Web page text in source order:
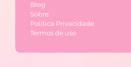
Blog
Sobre
Política Privacidade
Termos de uso